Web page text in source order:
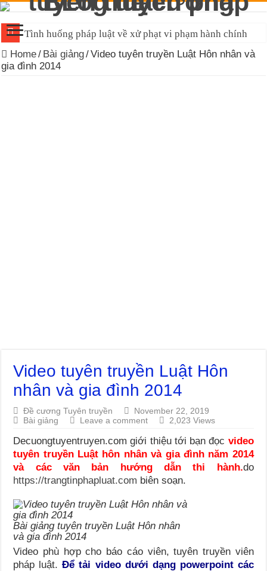
Tình huống pháp luật về xử phạt vi phạm hành chính
Home/ Bài giảng/Video tuyên truyền Luật Hôn nhân và
gia đình 2014
Video tuyên truyền Luật Hôn
nhân và gia đình 2014
Đề cương Tuyên truyền
November 22, 2019
Bài giảng
Leave a comment 2,023 Views
Decuongtuyentruyen.com giới thiệu tới bạn đọc video
tuyên truyền Luật hôn nhân và gia đình năm 2014
và các văn bản hướng dẫn thi hành.do
https://trangtinphapluat.com biên soạn.
Bài giảng tuyên truyền Luật Hôn nhân
và gia đình 2014
Video phù hợp cho báo cáo viên, tuyên truyền viên
pháp luật.Để tải video dưới dạng powerpoint các